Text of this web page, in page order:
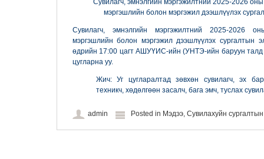
Сувилагч, эмнэлгийн мэргэжилтний 2025-2026
мэргэшлийн болон мэргэжил дээшлүүлэх
Сувилагч, эмнэлгийн мэргэжилтний 2025-2026
мэргэшлийн болон мэргэжил дээшлүүлэх
өдрийн 17:00 цагт АШУҮИС-ийн (УНТЭ-ийн баруун талд
цугларна уу.
Жич: Уг цугларалтад зөвхөн сувилагч, эх
техникч, хөдөлгөөн засалч, бага эмч, туслах
admin Posted in Мэдээ, Сувилахуйн